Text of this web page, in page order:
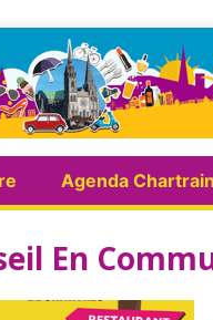
Agenda Chartrain
En